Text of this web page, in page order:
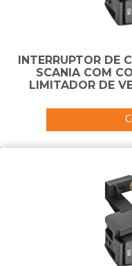
INTERRUPTOR DE
SCANIA COM
LIMITADOR DE